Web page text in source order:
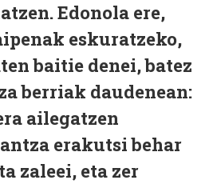
Edonola ere,
eskuratzeko,
baitie denei, batez
berriak daudenean:
ailegatzen
erakutsi behar
zaleei, eta zer